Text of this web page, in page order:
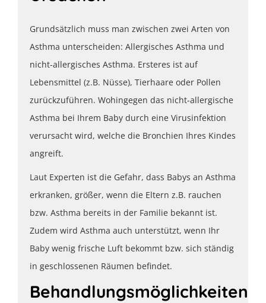
Grundsätzlich muss man zwischen zwei Arten von
Asthma unterscheiden: Allergisches Asthma und
nicht-allergisches Asthma. Ersteres ist auf
Lebensmittel (z.B. Nüsse), Tierhaare oder Pollen
zurückzuführen. Wohingegen das nicht-allergische
Asthma bei Ihrem Baby durch eine Virusinfektion
verursacht wird, welche die Bronchien Ihres Kindes
angreift.
Laut Experten ist die Gefahr, dass Babys an Asthma
erkranken, größer, wenn die Eltern z.B. rauchen
bzw. Asthma bereits in der Familie bekannt ist.
Zudem wird Asthma auch unterstützt, wenn Ihr
Baby wenig frische Luft bekommt bzw. sich ständig
in geschlossenen Räumen befindet.
Behandlungsmöglichkeiten